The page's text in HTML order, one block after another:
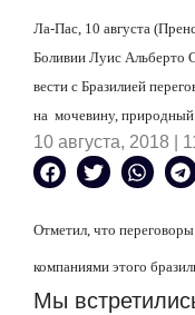
Ла-Пас, 10 августа
Боливии Луис Альберто
вести с Бразилией
на мочевину,
10 августа, 2018 |
Отметил, что
компаниями этого
Мы